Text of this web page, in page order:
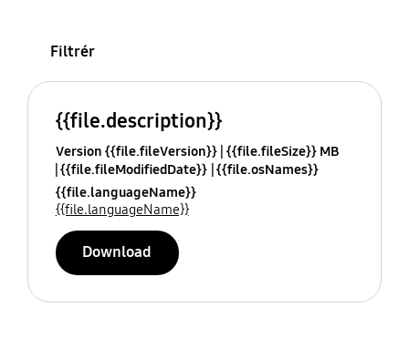
Filtrér
{{file.description}}
Version {{file.fileVersion}} {{file.fileSize}} MB
{{file.fileModifiedDate}} {{file.osNames}}
{{file.languageName}}
{{file.languageName}}
Download